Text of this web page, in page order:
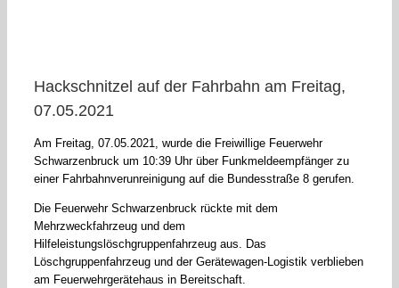
Hackschnitzel auf der Fahrbahn am Freitag,
07.05.2021
Am Freitag, 07.05.2021, wurde die Freiwillige Feuerwehr
Schwarzenbruck um 10:39 Uhr über Funkmeldeempfänger zu
einer Fahrbahnverunreinigung auf die Bundesstraße 8 gerufen.
Die Feuerwehr Schwarzenbruck rückte mit dem
Mehrzweckfahrzeug und dem
Hilfeleistungslöschgruppenfahrzeug aus. Das
Löschgruppenfahrzeug und der Gerätewagen-Logistik verblieben
am Feuerwehrgerätehaus in Bereitschaft.